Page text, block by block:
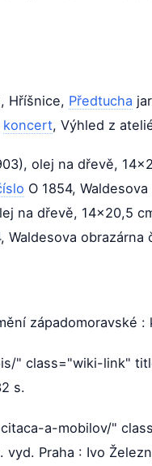
Hříšnice, Předtucha
koncert, Výhled z
olej na dřevě,
O 1854,
na dřevě, 14x20,5
Waldesova
" class="wiki-link"
s.
a-mobilov/"
vyd. Praha : Ivo